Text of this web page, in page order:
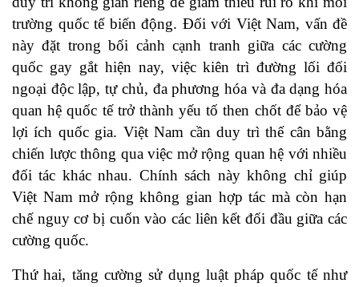
trường quốc tế biến động. Đối với Việt Nam, vấn đề
này đặt trong bối cảnh cạnh tranh giữa các cường
quốc gay gắt hiện nay, việc kiên trì đường lối đối
ngoại độc lập, tự chủ, đa phương hóa và đa dạng hóa
quan hệ quốc tế trở thành yếu tố then chốt để bảo vệ
lợi ích quốc gia. Việt Nam cần duy trì thế cân bằng
chiến lược thông qua việc mở rộng quan hệ với nhiều
đối tác khác nhau. Chính sách này không chỉ giúp
Việt Nam mở rộng không gian hợp tác mà còn hạn
chế nguy cơ bị cuốn vào các liên kết đối đầu giữa các
cường quốc.
Thứ hai, tăng cường sử dụng luật pháp quốc tế như